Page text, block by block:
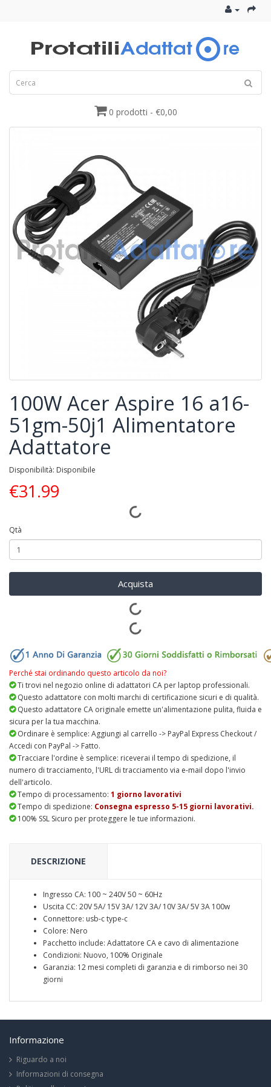
0 prodotti - €0,00
100W Acer Aspire 16 a16-
51gm-50j1 Alimentatore
Adattatore
Disponibilità: Disponibile
€31.99
Qtà
Acquista
Perché stai ordinando questo articolo da noi?
Ti trovi nel negozio online di adattatori CA per laptop professionali.
Questo adattatore con molti marchi di certificazione sicuri e di qualità.
Questo adattatore CA originale emette un'alimentazione pulita, fluida e
sicura per la tua macchina.
Ordinare è semplice: Aggiungi al carrello -> PayPal Express Checkout /
Accedi con PayPal -> Fatto.
Tracciare l'ordine è semplice: riceverai il tempo di spedizione, il
numero di tracciamento, l'URL di tracciamento via e-mail dopo l'invio
dell'articolo.
Tempo di processamento: 1 giorno lavorativi
Tempo di spedizione: Consegna espresso 5-15 giorni lavorativi.
100% SSL Sicuro per proteggere le tue informazioni.
DESCRIZIONE
Ingresso CA: 100 ~ 240V 50 ~ 60Hz
Uscita CC: 20V 5A/ 15V 3A/ 12V 3A/ 10V 3A/ 5V 3A 100w
Connettore: usb-c type-c
Colore: Nero
Pacchetto include: Adattatore CA e cavo di alimentazione
Condizioni: Nuovo, 100% Originale
Garanzia: 12 mesi completi di garanzia e di rimborso nei 30
giorni
Informazione
Riguardo a noi
Informazioni di consegna